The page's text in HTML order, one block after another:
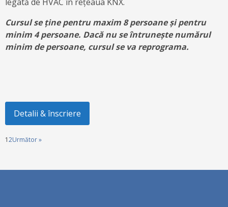
Cursul se ține pentru maxim 8 persoane și pentru
minim 4 persoane. Dacă nu se întrunește numărul
minim de persoane, cursul se va reprograma.
Detalii & înscriere
12Următor »